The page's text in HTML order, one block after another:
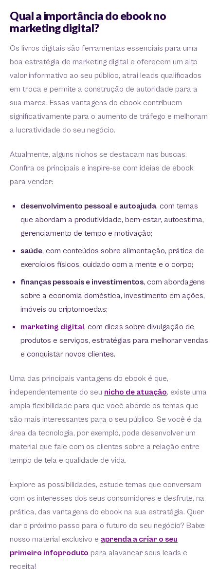
Qual a importância do ebook no
marketing digital?
Os livros digitais são ferramentas essenciais para uma
boa estratégia de marketing digital e oferecem um alto
valor informativo ao seu público, atrai leads qualificados
em troca e permite a construção de autoridade para a
sua marca. Essas vantagens do ebook contribuem
significativamente para o aumento de tráfego e melhoram
a lucratividade do seu negócio.
Atualmente, alguns nichos se destacam nas buscas.
Confira os principais e inspire-se com ideias de ebook
para vender:
desenvolvimento pessoal e autoajuda, com temas
que abordam a produtividade, bem-estar, autoestima,
gerenciamento de tempo e motivação;
saúde, com conteúdos sobre alimentação, prática de
exercícios físicos, cuidado com a mente e o corpo;
finanças pessoais e investimentos, com abordagens
sobre a economia doméstica, investimento em ações,
imóveis ou criptomoedas;
marketing digital, com dicas sobre divulgação de
produtos e serviços, estratégias para melhorar vendas
e conquistar novos clientes.
Uma das principais vantagens do ebook é que,
independentemente do seu nicho de atuação, existe uma
ampla flexibilidade para que você aborde os temas que
são mais interessantes para o seu público. Se você é da
área da tecnologia, por exemplo, pode desenvolver um
material que fale com os clientes sobre a relação entre
tempo de tela e qualidade de vida.
Explore as possibilidades, estude temas que conversam
com os interesses dos seus consumidores e desfrute, na
prática, das vantagens do ebook na sua estratégia. Quer
dar o próximo passo para o futuro do seu negócio? Baixe
nosso material exclusivo e aprenda a criar o seu
primeiro infoproduto para alavancar seus leads e
receita!